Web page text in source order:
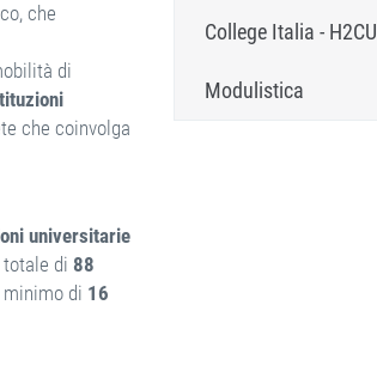
che
di
che coinvolga
universitarie
di 88
minimo di 16
College Italia - H2CU
Modulistica